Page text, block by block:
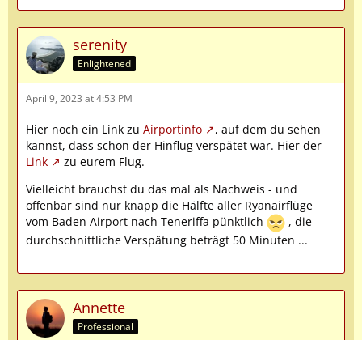
serenity
Enlightened
April 9, 2023 at 4:53 PM
Hier noch ein Link zu Airportinfo
, auf dem du sehen
kannst, dass schon der Hinflug verspätet war. Hier der
Link
zu eurem Flug.
Vielleicht brauchst du das mal als Nachweis - und
offenbar sind nur knapp die Hälfte aller Ryanairflüge
vom Baden Airport nach Teneriffa pünktlich
, die
durchschnittliche Verspätung beträgt 50 Minuten ...
Annette
Professional